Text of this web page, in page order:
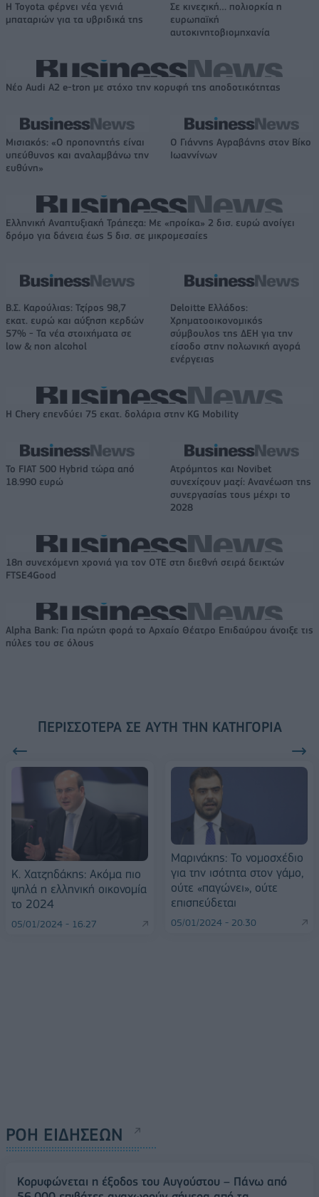
Η Toyota φέρνει νέα γενιά
μπαταριών για τα υβριδικά της
Σε κινεζική… πολιορκία η
ευρωπαϊκή
αυτοκινητοβιομηχανία
Νέο Audi A2 e-tron με στόχο την κορυφή της αποδοτικότητας
Μισιακός: «Ο προπονητής είναι
υπεύθυνος και αναλαμβάνω την
ευθύνη»
Ο Γιάννης Αγραβάνης στον Βίκο
Ιωαννίνων
Ελληνική Αναπτυξιακή Τράπεζα: Με «προίκα» 2 δισ. ευρώ ανοίγει
δρόμο για δάνεια έως 5 δισ. σε μικρομεσαίες
Β.Σ. Καρούλιας: Τζίρος 98,7
εκατ. ευρώ και αύξηση κερδών
57% - Τα νέα στοιχήματα σε
low & non alcohol
Deloitte Ελλάδος:
Χρηματοοικονομικός
σύμβουλος της ΔΕΗ για την
είσοδο στην πολωνική αγορά
ενέργειας
Η Chery επενδύει 75 εκατ. δολάρια στην KG Mobility
Το FIAT 500 Hybrid τώρα από
18.990 ευρώ
Ατρόμητος και Novibet
συνεχίζουν μαζί: Ανανέωση της
συνεργασίας τους μέχρι το
2028
18η συνεχόμενη χρονιά για τον ΟΤΕ στη διεθνή σειρά δεικτών
FTSE4Good
Alpha Bank: Για πρώτη φορά το Αρχαίο Θέατρο Επιδαύρου άνοιξε τις
πύλες του σε όλους
ΠΕΡΙΣΣΌΤΕΡΑ ΣΕ ΑΥΤΉ ΤΗΝ ΚΑΤΗΓΟΡΊΑ
Κ. Χατζηδάκης: Ακόμα πιο
ψηλά η ελληνική οικονομία
το 2024
05/01/2024 - 16:27
Μαρινάκης: Το νομοσχέδιο
για την ισότητα στον γάμο,
ούτε «παγώνει», ούτε
επισπεύδεται
05/01/2024 - 20:30
ΡΟΗ ΕΙΔΗΣΕΩΝ
Κορυφώνεται η έξοδος του Αυγούστου – Πάνω από